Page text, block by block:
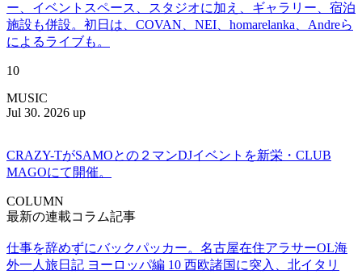
ー、イベントスペース、スタジオに加え、ギャラリー、宿泊
施設も併設。初日は、COVAN、NEI、homarelanka、Andreら
によるライブも。
10
MUSIC
Jul 30. 2026 up
CRAZY-TがSAMOとの２マンDJイベントを新栄・CLUB
MAGOにて開催。
COLUMN
最新の連載コラム記事
仕事を辞めずにバックパッカー。名古屋在住アラサーOL海
外一人旅日記 ヨーロッパ編 10 西欧諸国に突入、北イタリ